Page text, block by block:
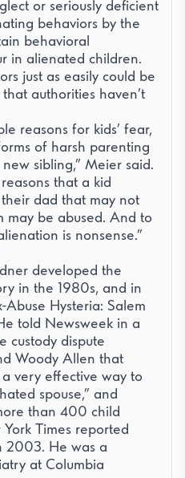
or seriously deficient
behaviors by the
behavioral
in alienated children.
just as easily could be
authorities haven’t
reasons for kids’ fear,
of harsh parenting
sibling,” Meier said.
that a kid
dad that may not
may be abused. And to
is nonsense.”
developed the
in the 1980s, and in
Abuse Hysteria: Salem
told Newsweek in a
custody dispute
Woody Allen that
a very effective way to
spouse,” and
than 400 child
Times reported
2003. He was a
at Columbia